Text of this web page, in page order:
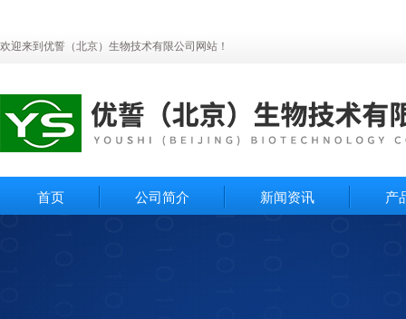
欢迎来到优誓（北京）生物技术有限公司网站！
首页 公司简介 新闻资讯 产